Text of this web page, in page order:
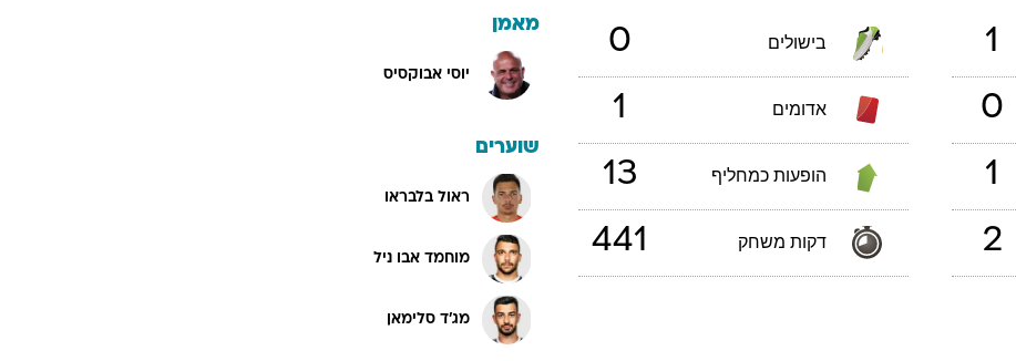
1 בישולים 0
0 אדומים 1
1 הופעות כמחליף 13
2 דקות משחק 441
מאמן
יוסי אבוקסיס
שוערים
ראול בלבראו
מוחמד אבו ניל
מג'ד סלימאן